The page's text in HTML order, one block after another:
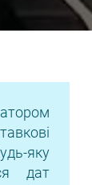
яку
дат